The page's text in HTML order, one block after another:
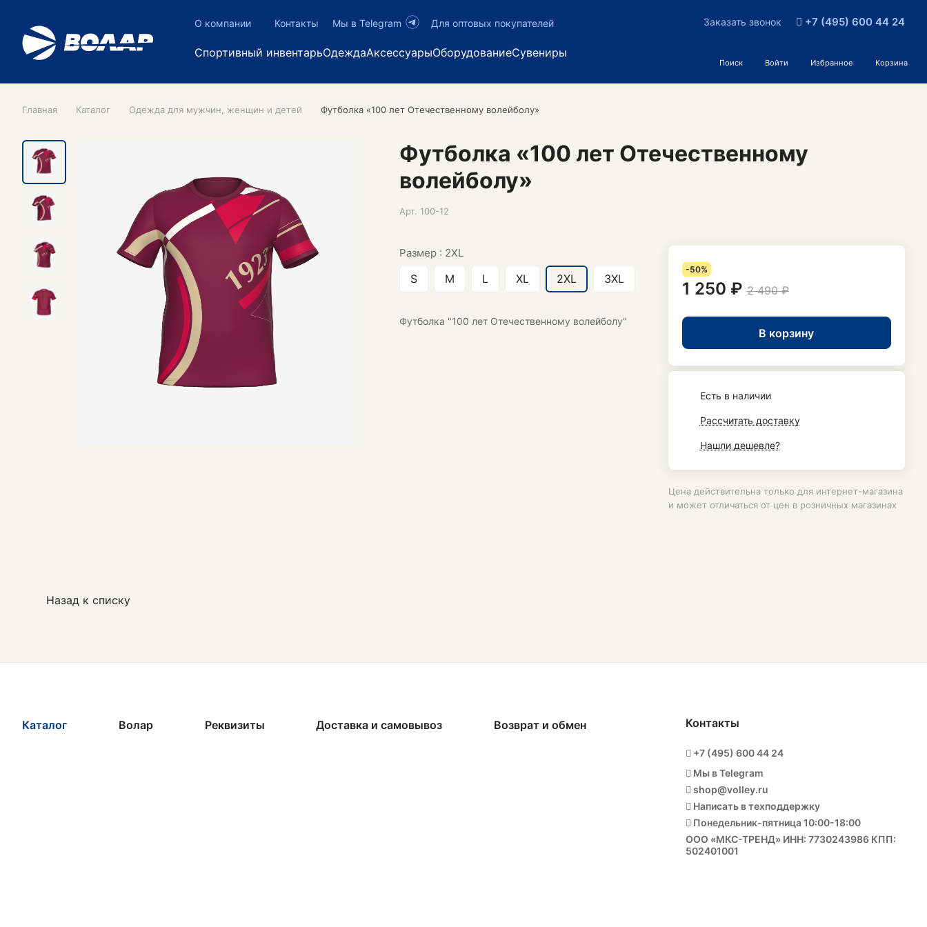
О компании Контакты Мы в Telegram Для оптовых покупателей
Спортивный инвентарьОдеждаАксессуарыОборудованиеСувениры
Заказать звонок +7 (495) 600 44 24
Поиск Войти Избранное Корзина
Главная Каталог Одежда для мужчин, женщин и детей Футболка «100 лет Отечественному волейболу»
Футболка «100 лет Отечественному
волейболу»
Арт. 100-12
Размер : 2XL
S M L XL 2XL 3XL
Футболка "100 лет Отечественному волейболу"
-50%
1 250 ₽ 2 490 ₽
В корзину
Есть в наличии
Рассчитать доставку
Нашли дешевле?
Цена действительна только для интернет-магазина
и может отличаться от цен в розничных магазинах
Назад к списку
Каталог Волар Реквизиты Доставка и самовывоз Возврат и обмен Контакты
+7 (495) 600 44 24
Мы в Telegram
shop@volley.ru
Написать в техподдержку
Понедельник-пятница 10:00-18:00
ООО «МКС-ТРЕНД» ИНН: 7730243986 КПП:
502401001